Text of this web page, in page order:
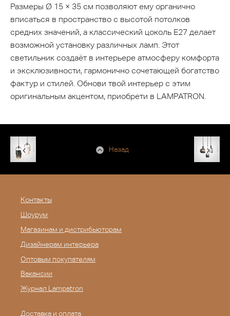
Размеры Ø 15 × 35 см позволяют ему органично
вписаться в пространство с высотой потолков
средних значений, а классический цоколь Е27 делает
возможной установку различных ламп. Этот
светильник создаёт в интерьере атмосферу комфорта
и эксклюзивности, гармонично сочетающей богатство
фактур и стилей. Обнови твой интерьер с этим
оригинальным акцентом, приобрети в LAMPATRON.
Назад
Контакты
Шоурум
Магазинам и дистрибьюторам
Дизайнерам интерьера
Оптовым покупателям
Вакансии
Журнал Lampatron
Доставка и оплата